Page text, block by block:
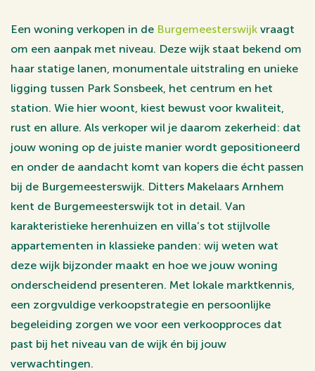
Een woning verkopen in de Burgemeesterswijk vraagt
om een aanpak met niveau. Deze wijk staat bekend om
haar statige lanen, monumentale uitstraling en unieke
ligging tussen Park Sonsbeek, het centrum en het
station. Wie hier woont, kiest bewust voor kwaliteit,
rust en allure. Als verkoper wil je daarom zekerheid: dat
jouw woning op de juiste manier wordt gepositioneerd
en onder de aandacht komt van kopers die écht passen
bij de Burgemeesterswijk. Ditters Makelaars Arnhem
kent de Burgemeesterswijk tot in detail. Van
karakteristieke herenhuizen en villa’s tot stijlvolle
appartementen in klassieke panden: wij weten wat
deze wijk bijzonder maakt en hoe we jouw woning
onderscheidend presenteren. Met lokale marktkennis,
een zorgvuldige verkoopstrategie en persoonlijke
begeleiding zorgen we voor een verkoopproces dat
past bij het niveau van de wijk én bij jouw
verwachtingen.